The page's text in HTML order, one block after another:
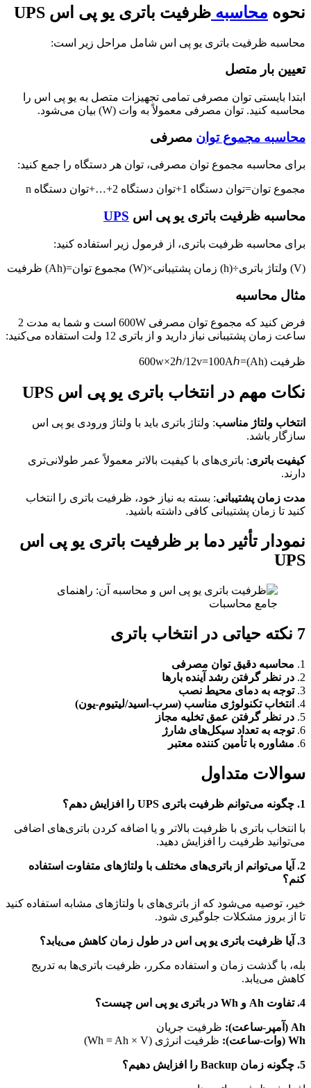
نحوه محاسبه ظرفیت باتری یو پی اس UPS
محاسبه ظرفیت باتری یو پی اس شامل مراحل زیر است:
تعیین بار متصل
ابتدا بایستی توان مصرفی تمامی تجهیزات متصل به یو پی اس را
محاسبه کنید. توان مصرفی معمولاً به وات (W) بیان می‌شود.
محاسبه مجموع توان مصرفی
برای محاسبه مجموع توان مصرفی، توان هر دستگاه را جمع کنید:
مجموع توان=توان دستگاه 1+توان دستگاه 2+…+توان دستگاه n
محاسبه ظرفیت باتری یو پی اس UPS
برای محاسبه ظرفیت باتری، از فرمول زیر استفاده کنید:
ظرفیت (Ah)=مجموع توان (W)×زمان پشتیبانی (h)÷ولتاژ باتری (V)
مثال محاسبه
فرض کنید که مجموع توان مصرفی 600W است و شما به مدت 2
ساعت زمان پشتیبانی نیاز دارید و از باتری 12 ولت استفاده می‌کنید:
ظرفیت (Ah)=600w×2ℎ/12v=100Aℎ
نکات مهم در انتخاب باتری یو پی اس UPS
انتخاب ولتاژ مناسب: ولتاژ باتری باید با ولتاژ ورودی یو پی اس
سازگار باشد.
کیفیت باتری: باتری‌های با کیفیت بالاتر معمولاً عمر طولانی‌تری
دارند.
مدت زمان پشتیبانی: بسته به نیاز خود، ظرفیت باتری را انتخاب
کنید تا زمان پشتیبانی کافی داشته باشید.
نمودار تأثیر دما بر ظرفیت باتری یو پی اس
UPS
7 نکته حیاتی در انتخاب باتری
1. محاسبه دقیق توان مصرفی
2. در نظر گرفتن رشد آینده بارها
3. توجه به دمای محیط نصب
4.
انتخاب تکنولوژی مناسب (سرب-اسید/لیتیوم-یون)
5. در نظر گرفتن عمق تخلیه مجاز
6. توجه به تعداد سیکل‌های شارژ
6. مشاوره با تأمین کننده معتبر
سوالات متداول
1. چگونه می‌توانم ظرفیت باتری U PS را افزایش دهم؟
با انتخاب باتری با ظرفیت بالاتر و یا اضافه کردن باتری‌های اضافی
می‌توانید ظرفیت را افزایش دهید.
2. آیا می‌توانم از باتری‌های مختلف با ولتاژهای متفاوت استفاده
کنم؟
خیر، توصیه می‌شود که از باتری‌های با ولتاژهای مشابه استفاده کنید
تا از بروز مشکلات جلوگیری شود.
3. آیا ظرفیت باتری یو پی اس در طول زمان کاهش می‌یابد؟
بله، با گذشت زمان و استفاده مکرر، ظرفیت باتری‌ها به تدریج
کاهش می‌یابد.
4. تفاوت Ah و Wh در باتری یو پی اس چیست؟
Ah (آمپر-ساعت):
ظرفیت جریان
Wh (وات-ساعت):
ظرفیت انرژی (Wh = Ah × V)
5. چگونه زمان Backup را افزایش دهیم؟